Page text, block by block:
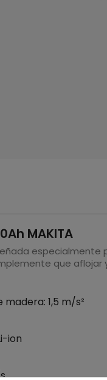
MAKITA
que
1,5 m/s²
ion